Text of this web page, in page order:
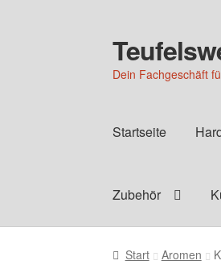
Zur
Navigation
springen
Zum
Inhalt
springen
Dein Fachgeschäft
Startseite
Zubehör
Start Aromen